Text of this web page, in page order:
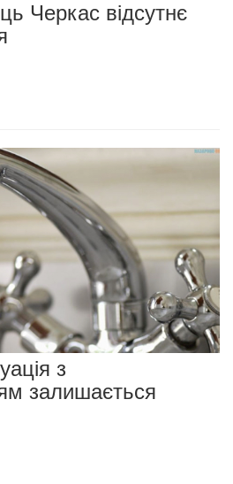
Черкас відсутнє
з
залишається